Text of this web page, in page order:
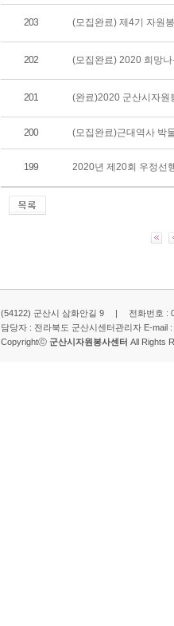
203 (모집완료) 제4기 자원
202 (모집완료) 2020 희망
201 (완료)2020 군산시자원
200 (모집완료)근대역사 박
199 2020년 제20회 우정선
(54122) 군산시 삼화안길 9 | 전화번호 :
담당자 : 전라북도 군산시센터관리자 E-mail :
Copyrightⓒ 군산시자원봉사센터 All Rights